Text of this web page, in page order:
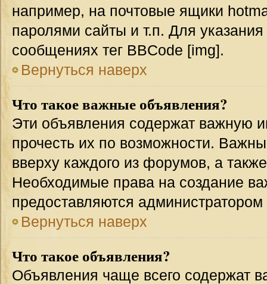
например, на почтовые ящики
паролями сайты и т.п. Для
сообщениях тег BBCode [img].
Вернуться наверх
Что такое важные объявления?
Эти объявления содержат
прочесть их по возможности.
вверху каждого из форумов, а
Необходимые права на создание
предоставляются
Вернуться наверх
Что такое объявления?
Объявления чаще всего